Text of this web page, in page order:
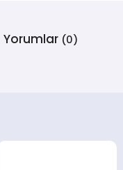
Yorumlar (0)